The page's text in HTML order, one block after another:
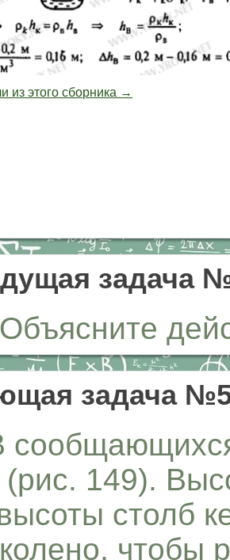
из этого сборника →
задача
задача
(рис. 149).
столб
чтобы